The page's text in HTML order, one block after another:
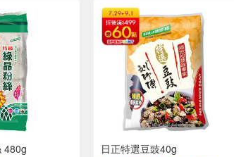
480g
日正特選豆豉40g